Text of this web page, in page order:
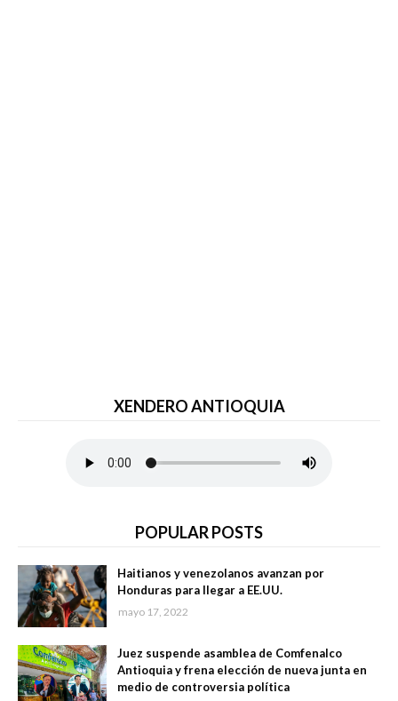
XENDERO ANTIOQUIA
POPULAR POSTS
Haitianos y venezolanos avanzan por
Honduras para llegar a EE.UU.
mayo 17, 2022
Juez suspende asamblea de Comfenalco
Antioquia y frena elección de nueva junta en
medio de controversia política